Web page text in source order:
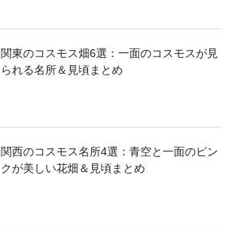
関東のコスモス畑6選：一面のコスモスが見
られる名所＆見頃まとめ
関西のコスモス名所4選：青空と一面のピン
クが美しい花畑＆見頃まとめ